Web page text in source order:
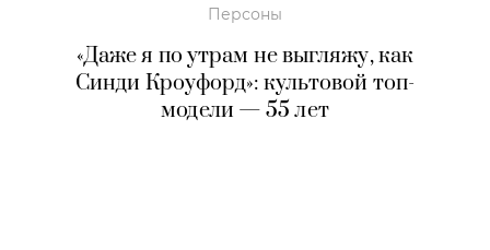
Персоны
«Даже я по утрам не выгляжу, как
Синди Кроуфорд»: культовой топ-
модели — 55 лет